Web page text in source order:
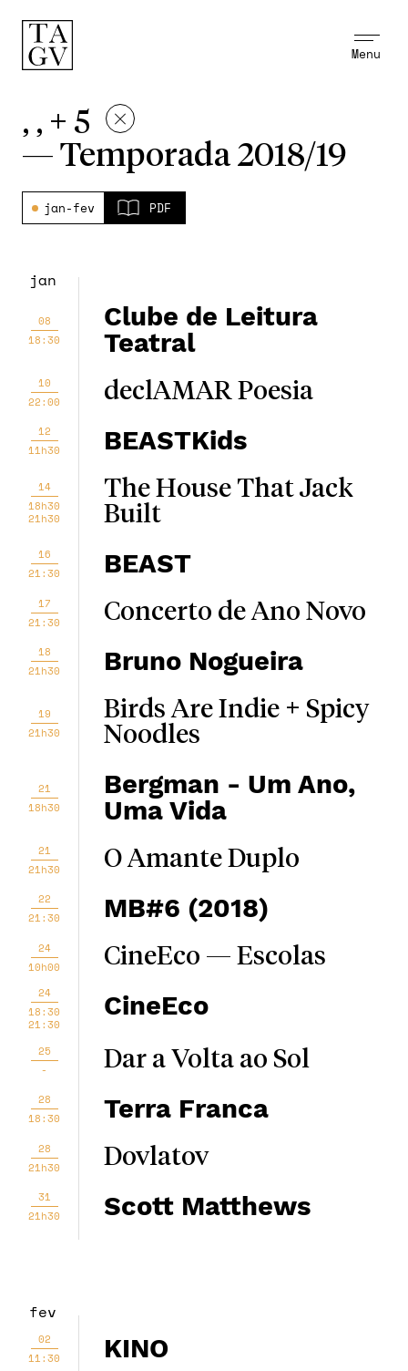
Menu
, , + 5
— Temporada 2018/19
jan-fev PDF
jan
08
18:30
Clube de Leitura
Teatral
10
22:00
declAMAR Poesia
12
11h30
BEASTKids
14
18h30
21h30
The House That Jack
Built
16
21:30
BEAST
17
21:30
Concerto de Ano Novo
18
21h30
Bruno Nogueira
19
21h30
Birds Are Indie + Spicy
Noodles
21
18h30
Bergman - Um Ano,
Uma Vida
21
21h30
O Amante Duplo
22
21:30
MB#6 (2018)
24
10h00
CineEco — Escolas
24
18:30
21:30
CineEco
25
-
Dar a Volta ao Sol
28
18:30
Terra Franca
28
21h30
Dovlatov
31
21h30
Scott Matthews
fev
02
11:30
KINO